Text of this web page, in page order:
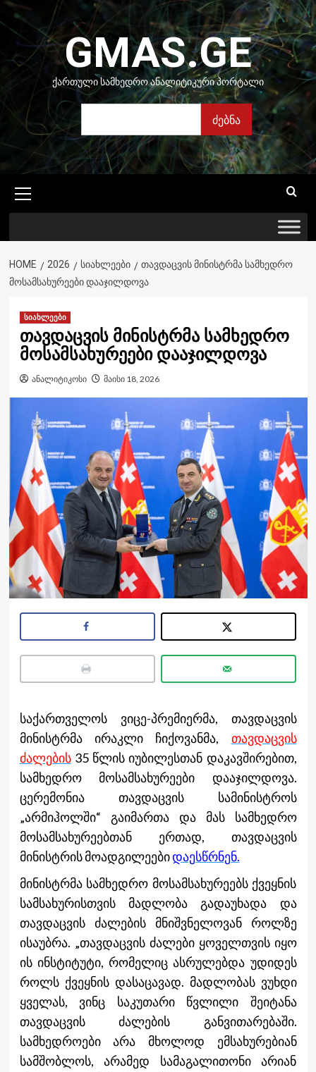
Skip
to
content
GMAS.GE
ᲥᲐᲠᲗᲣᲚᲘ ᲡᲐᲛᲮᲔᲓᲠᲝ ᲐᲜᲐᲚᲘᲢᲘᲙᲣᲠᲘ ᲞᲝᲠᲢᲐᲚᲘ
ძებნა
Menu
HOME 2026 ᲡᲘᲐᲮᲚᲔᲔᲑᲘ
ᲗᲐᲕᲓᲐᲪᲕᲘᲡ ᲛᲘᲜᲘᲡᲢᲠᲛᲐ ᲡᲐᲛᲮᲔᲓᲠᲝ
ᲛᲝᲡᲐᲛᲡᲐᲮᲣᲠᲔᲔᲑᲘ ᲓᲐᲐᲯᲘᲚᲓᲝᲕᲐ
სიახლეები
თავდაცვის მინისტრმა სამხედრო
მოსამსახურეები დააჯილდოვა
ანალიტიკოსი მაისი 18, 2026
საქართველოს ვიცე-პრემიერმა, თავდაცვის
მინისტრმა ირაკლი ჩიქოვანმა, თავდაცვის
ძალების35 წლის იუბილესთან დაკავშირებით,
სამხედრო მოსამსახურეები დააჯილდოვა.
ცერემონია თავდაცვის სამინისტროს
„არმიჰოლში“ გაიმართა და მას სამხედრო
მოსამსახურეებთან ერთად, თავდაცვის
მინისტრის მოადგილეებიდაესწრნენ.
მინისტრმა სამხედრო მოსამსახურეებს ქვეყნის
სამსახურისთვის მადლობა გადაუხადა და
თავდაცვის ძალების მნიშვნელოვან როლზე
ისაუბრა. „თავდაცვის ძალები ყოველთვის იყო
ის ინსტიტუტი, რომელიც ასრულებდა უდიდეს
როლს ქვეყნის დასაცავად. მადლობას ვუხდი
ყველას, ვინც საკუთარი წვლილი შეიტანა
თავდაცვის ძალების განვითარებაში.
სამხედროები არა მხოლოდ ემსახურებიან
სამშობლოს, არამედ სამაგალითონი არიან